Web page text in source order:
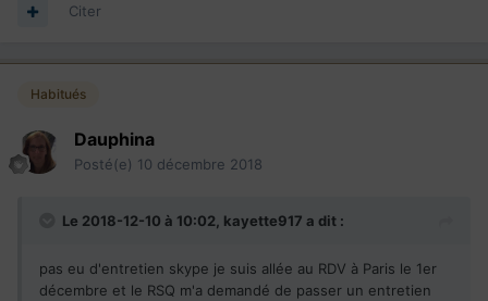
Citer
Habitués
Dauphina
Posté(e) 10 décembre 2018
Le 2018-12-10 à 10:02, kayette917 a dit :
pas eu d'entretien skype je suis allée au RDV à Paris le 1er
décembre et le RSQ m'a demandé de passer un entretien